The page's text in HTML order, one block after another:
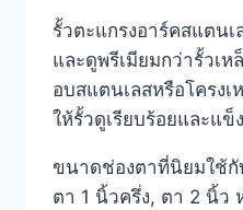
รั้วตะแกรงอาร์คสแตน
และดูพรีเมียมกว่ารั้วเ
อบสแตนเลสหรือโครง
ให้รั้วดูเรียบร้อยและแข็
ขนาดช่องตาที่นิยมใช้
ตา 1 นิ้วครึ่ง, ตา 2 นิ้ว